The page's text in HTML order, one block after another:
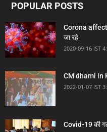
POPULAR POSTS
Corona
जा रहे
2020-09-16 IST
CM dhami in
2022-01-07 IST
Covid-19 की